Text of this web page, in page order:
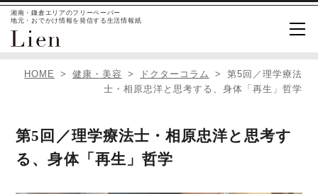
湘南・鎌倉エリアのフリーペーパー
地元・おでかけ情報を発信する生活情報紙
HOME 健康・美容 ドクターコラム
第5回／理学療法
士・相原忠洋と思考する、身体「再生」哲学
第5回／理学療法士・相原忠洋と思考す
る、身体「再生」哲学